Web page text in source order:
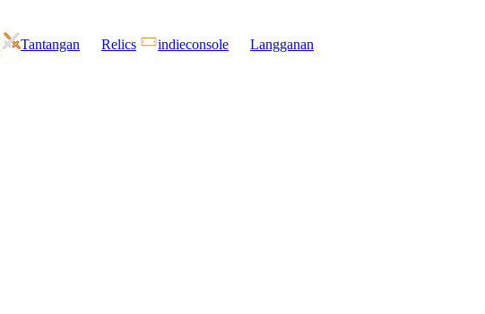
Tantangan Relics indieconsole Langganan